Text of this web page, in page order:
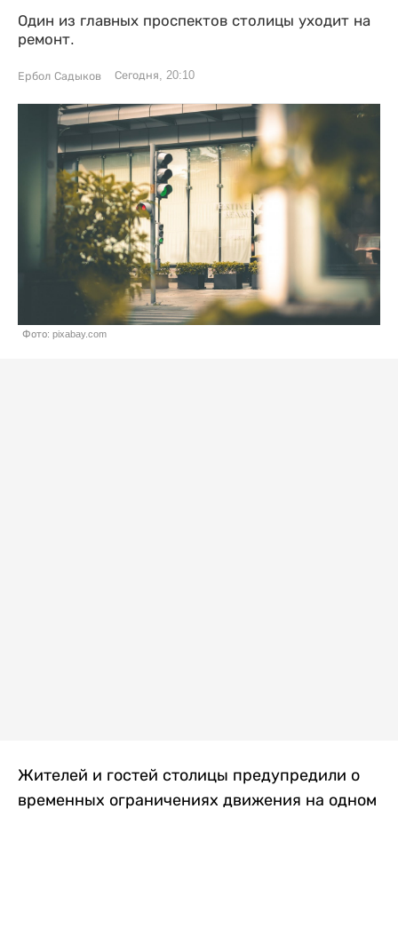
Один из главных проспектов столицы уходит на
ремонт.
Ербол Садыков Сегодня, 20:10
Фото: pixabay.com
Жителей и гостей столицы предупредили о
временных ограничениях движения на одном